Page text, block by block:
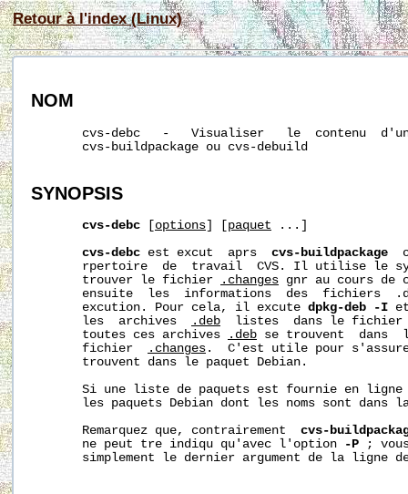
Retour à l'index (Linux)
NOM
cvs-debc   -   Visualiser   le  contenu
       cvs-buildpackage ou cvs-debuild
SYNOPSIS
cvs-debc options paquet ...]
cvs-debc est excut  aprs cvs-buildpackage
rpertoire  de  travail  CVS. Il utilise le
       trouver le fichier
.changes gnr au cours
ensuite  les  informations  des  fichiers
       excution. Pour cela, il excute
dpkg-deb -I
       les  archives
.deb
listes  dans le
       toutes ces archives
.deb se trouvent  dans
       fichier
.changes .  C'est utile pour
       trouvent dans le paquet Debian.
Si une liste de paquets est fournie en
les paquets Debian dont les noms sont dans
       Remarquez que, contrairement
cvs-
       ne peut tre indiqu qu'avec l'option
-P ;
simplement le dernier argument de la ligne